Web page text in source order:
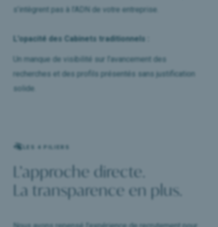
s’intègrent pas à l’ADN de votre entreprise.
L’opacité des Cabinets traditionnels :
Un manque de visibilité sur l’avancement des
recherches et des profils présentés sans justification
solide.
LES 4 PILIERS
L’approche directe.
La transparence en plus.